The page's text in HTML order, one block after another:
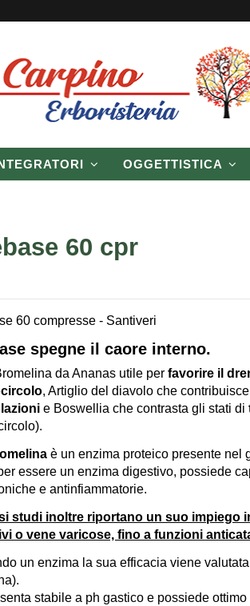
OGGETTISTICA
60 cpr
60 compresse - Santiveri
spegne il caore interno.
da Ananas utile per favorire il
, Artiglio del diavolo che contribuisce
e Boswellia che contrasta gli stati di
è un enzima proteico presente nel
essere un enzima digestivo, possiede
e antinfiammatorie.
studi inoltre riportano un suo impiego
o vene varicose, fino a funzioni
un enzima la sua efficacia viene
stabile a ph gastico e possiede